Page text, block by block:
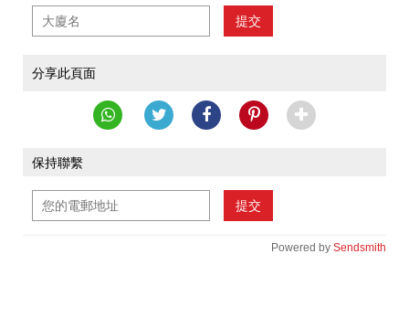
提交
分享此頁面
保持聯繫
提交
Powered by Sendsmith